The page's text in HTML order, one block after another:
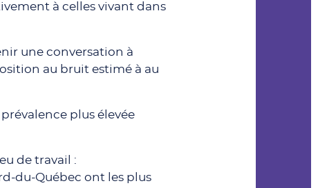
à celles vivant dans
une conversation à
au bruit estimé à au
plus élevée
de travail :
du-Québec ont les plus